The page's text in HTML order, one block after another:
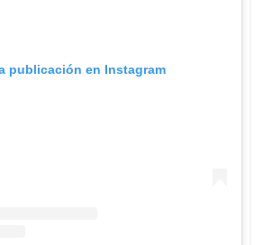
publicación en Instagram